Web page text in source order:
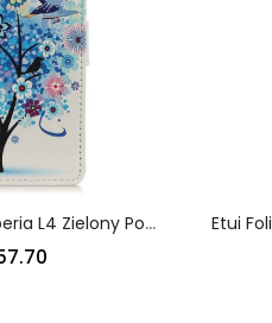
Etui Folio Sony Xperia L4 Zielony Pomarańczowy Kwitnące Drzewo Etui Ochronne